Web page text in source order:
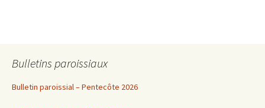
Bulletins paroissiaux
Bulletin paroissial – Pentecôte 2026